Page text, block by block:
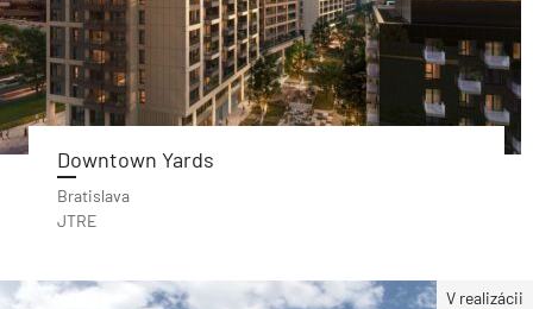
Downtown Yards
Bratislava
JTRE
V realizácii